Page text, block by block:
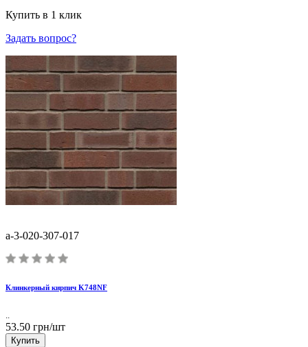
Купить в 1 клик
Задать вопрос?
a-3-020-307-017
Клинкерный кирпич K748NF
..
53.50 грн/шт
Купить